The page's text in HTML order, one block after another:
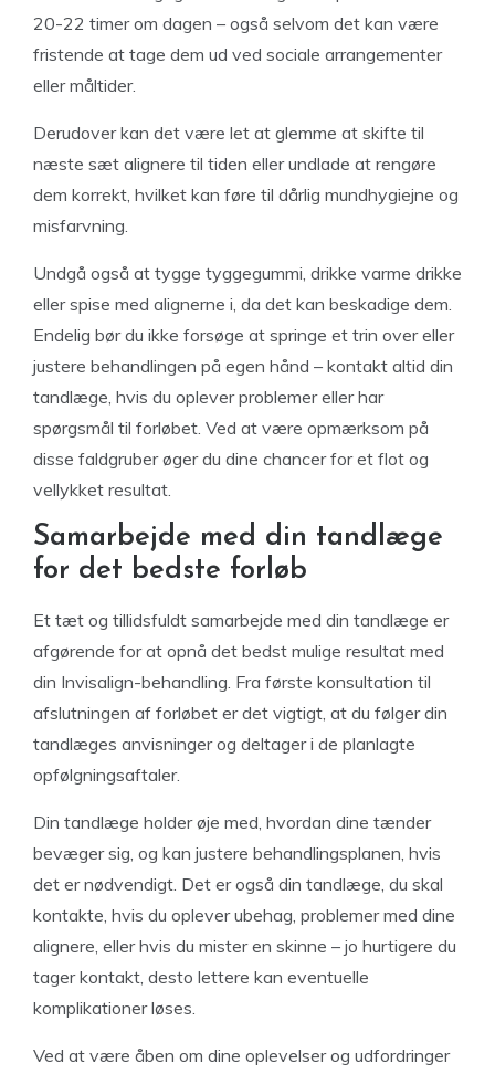
20-22 timer om dagen – også selvom det kan være
fristende at tage dem ud ved sociale arrangementer
eller måltider.
Derudover kan det være let at glemme at skifte til
næste sæt alignere til tiden eller undlade at rengøre
dem korrekt, hvilket kan føre til dårlig mundhygiejne og
misfarvning.
Undgå også at tygge tyggegummi, drikke varme drikke
eller spise med alignerne i, da det kan beskadige dem.
Endelig bør du ikke forsøge at springe et trin over eller
justere behandlingen på egen hånd – kontakt altid din
tandlæge, hvis du oplever problemer eller har
spørgsmål til forløbet. Ved at være opmærksom på
disse faldgruber øger du dine chancer for et flot og
vellykket resultat.
Samarbejde med din tandlæge
for det bedste forløb
Et tæt og tillidsfuldt samarbejde med din tandlæge er
afgørende for at opnå det bedst mulige resultat med
din Invisalign-behandling. Fra første konsultation til
afslutningen af forløbet er det vigtigt, at du følger din
tandlæges anvisninger og deltager i de planlagte
opfølgningsaftaler.
Din tandlæge holder øje med, hvordan dine tænder
bevæger sig, og kan justere behandlingsplanen, hvis
det er nødvendigt. Det er også din tandlæge, du skal
kontakte, hvis du oplever ubehag, problemer med dine
alignere, eller hvis du mister en skinne – jo hurtigere du
tager kontakt, desto lettere kan eventuelle
komplikationer løses.
Ved at være åben om dine oplevelser og udfordringer